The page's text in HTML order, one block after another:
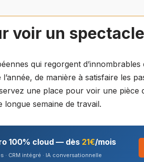
voir un
qui regorgent
de manière à satisfaire les
une place pour voir une pièce
semaine de travail.
100% cloud — dès 21€/mois
· CRM intégré · IA conversationnelle